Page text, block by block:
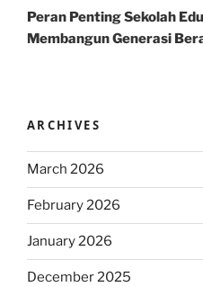
Post
Peran Penting Sekolah
Membangun Generasi
ARCHIVES
March 2026
February 2026
January 2026
December 2025